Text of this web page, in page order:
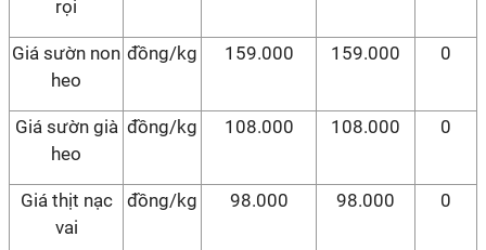
rọi
Giá sườn non
heo
đồng/kg 159.000 159.000 0
Giá sườn già
heo
đồng/kg 108.000 108.000 0
Giá thịt nạc
vai
đồng/kg 98.000 98.000 0